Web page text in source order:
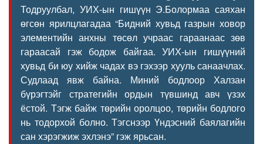
Тодруулбал, УИХ-ын гишүүн Э.Болормаа саяхан
өгсөн ярилцлагадаа “Бидний хувьд газрын ховор
элементийн анхны төсөл учраас гараанаас зөв
гараасай гэж бодож байгаа. УИХ-ын гишүүний
хувьд би юу хийж чадах вэ гэхээр хууль санаачлах.
Судлаад явж байна. Миний бодлоор Халзан
бүрэгтэйг стратегийн ордын түвшинд авч үзэх
ёстой. Тэгж байж төрийн оролцоо, төрийн бодлого
нь тодорхой болно. Тэгснээр Үндэсний баялагийн
сан хэрэгжиж эхлэнэ” гэж ярьсан.